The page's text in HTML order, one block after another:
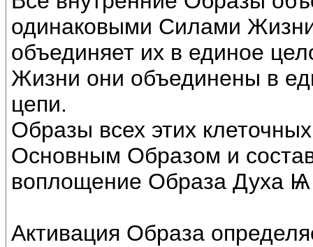
одинаковыми Силами
объединяет их в единое
Жизни они объединены в
цепи.
Образы всех этих
Основным Образом и
воплощение Образа Духа
Активация Образа